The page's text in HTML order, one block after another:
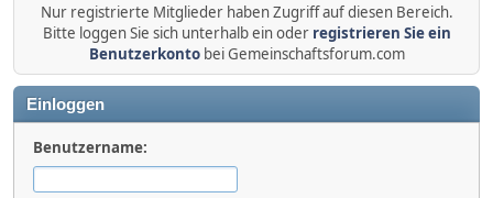
Nur registrierte Mitglieder haben Zugriff auf diesen Bereich.
Bitte loggen Sie sich unterhalb ein oder registrieren Sie ein
Benutzerkontobei Gemeinschaftsforum.com
Einloggen
Benutzername: